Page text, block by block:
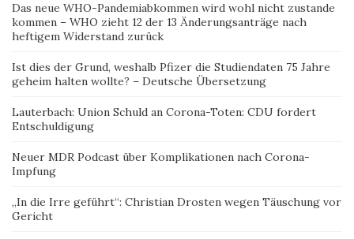
Das neue WHO-Pandemiabkommen wird wohl nicht zustande
kommen – WHO zieht 12 der 13 Änderungsanträge nach
heftigem Widerstand zurück
Ist dies der Grund, weshalb Pfizer die Studiendaten 75 Jahre
geheim halten wollte? – Deutsche Übersetzung
Lauterbach: Union Schuld an Corona-Toten: CDU fordert
Entschuldigung
Neuer MDR Podcast über Komplikationen nach Corona-
Impfung
„In die Irre geführt“: Christian Drosten wegen Täuschung vor
Gericht